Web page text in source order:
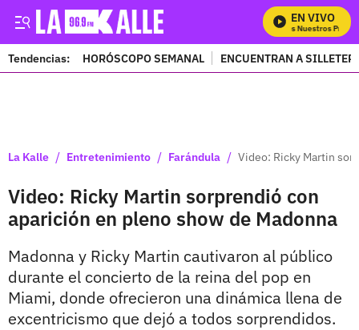
EN VIVO
Mira Todos Nuestros
Tendencias: HORÓSCOPO SEMANAL ENCUENTRAN A
La Kalle / Entretenimiento / Farándula / Video: Ricky Martin
Video: Ricky Martin sorprendió con
aparición en pleno show de Madonna
Madonna y Ricky Martin cautivaron al público
durante el concierto de la reina del pop en
Miami, donde ofrecieron una dinámica llena de
excentricismo que dejó a todos sorprendidos.